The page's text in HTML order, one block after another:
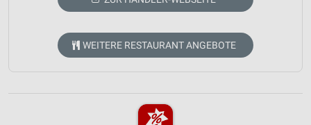
WEITERE RESTAURANT ANGEBOTE